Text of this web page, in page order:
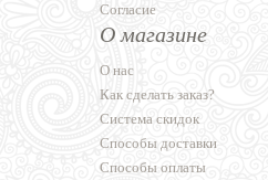
Согласие
О магазине
О нас
Как сделать заказ?
Система скидок
Способы доставки
Способы оплаты